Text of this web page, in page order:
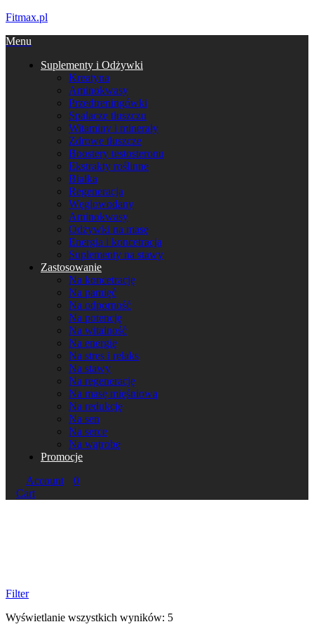
Fitmax.pl
Menu
Suplementy i Odżywki
Kreatyna
Aminokwasy
Przedtreningówki
Spalacze tłuszczu
Witaminy i minerały
Zdrowe tłuszcze
Boostery testosteronu
Ekstrakty roślinne
Białka
Regeneracja
Węglowodany
Aminokwasy
Odżywki na masę
Energia i koncetracja
Suplementy na stawy
Zastosowanie
Na koncetrację
Na pamięć
Na odporność
Na potencję
Na witalność
Na energię
Na stres i relaks
Na stawy
Na regenerację
Na masę mięśniową
Na redukcję
Na sen
Na serce
Na wątrobę
Promocje
Account
0
Cart
Filter
Wyświetlanie wszystkich wyników: 5